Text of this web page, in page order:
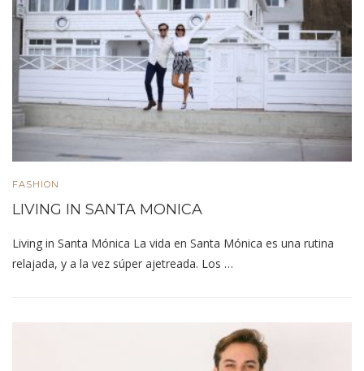
FASHION
LIVING IN SANTA MONICA
Living in Santa Mónica La vida en Santa Mónica es una rutina
relajada, y a la vez súper ajetreada. Los …